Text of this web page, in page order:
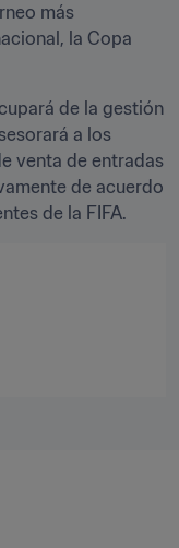
más
la Copa
de la gestión
a los
venta de entradas
de acuerdo
de la FIFA.